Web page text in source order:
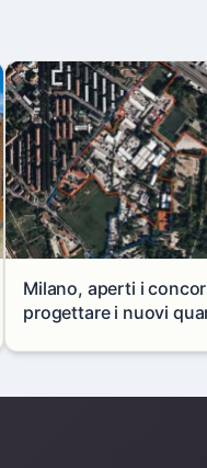
Milano, aperti i
progettare i nuovi
Mare